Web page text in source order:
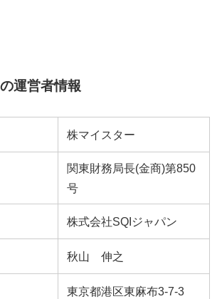
運営者情報
株マイスター
関東財務局長(金商)第850
号
株式会社SQIジャパン
秋山 伸之
東京都港区東麻布3-7-3